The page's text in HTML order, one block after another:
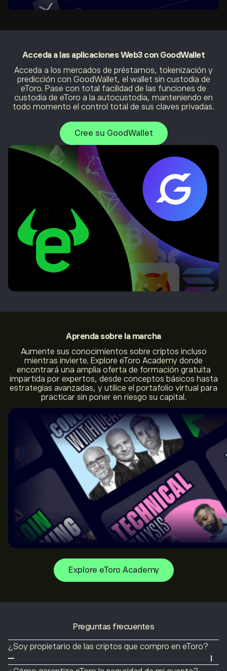
Acceda a las aplicaciones Web3 con GoodWallet
Acceda a los mercados de préstamos, tokenización y
predicción con GoodWallet, el wallet sin custodia de
eToro. Pase con total facilidad de las funciones de
custodia de eToro a la autocustodia, manteniendo en
todo momento el control total de sus claves privadas.
Cree su GoodWallet
Aprenda sobre la marcha
Aumente sus conocimientos sobre criptos incluso
mientras invierte. Explore eToro Academy donde
encontrará una amplia oferta de formación gratuita
impartida por expertos, desde conceptos básicos hasta
estrategias avanzadas, y utilice el portafolio virtual para
practicar sin poner en riesgo su capital.
Explore eToro Academy
Preguntas frecuentes
¿Soy propietario de las criptos que compro en eToro?
Sí. Cuando abre una posición de COMPRA sin